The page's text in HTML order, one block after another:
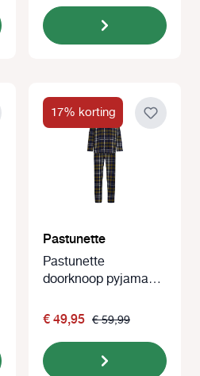
17% korting
Pastunette
Pastunette
doorknoop pyjama
€ 49,95 € 59,99